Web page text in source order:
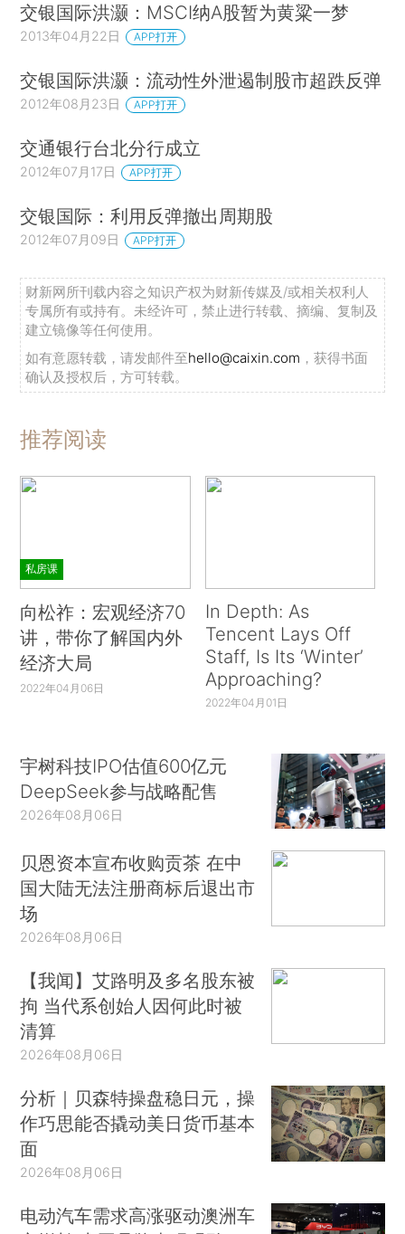
交银国际洪灏：MSCI纳A股暂为黄粱一梦
2013年04月22日 APP打开
交银国际洪灏：流动性外泄遏制股市超跌反弹
2012年08月23日 APP打开
交通银行台北分行成立
2012年07月17日 APP打开
交银国际：利用反弹撤出周期股
2012年07月09日 APP打开
财新网所刊载内容之知识产权为财新传媒及/或相关权利人
专属所有或持有。未经许可，禁止进行转载、摘编、复制及
建立镜像等任何使用。
如有意愿转载，请发邮件至hello@caixin.com ，获得书面
确认及授权后，方可转载。
推荐阅读
私房课
向松祚：宏观经济70
讲，带你了解国内外
经济大局
2022年04月06日
In Depth: As
Tencent Lays Off
Staff, Is Its ‘Winter’
Approaching?
2022年04月01日
宇树科技IPO估值600亿元
DeepSeek参与战略配售
2026年08月06日
贝恩资本宣布收购贡茶 在中
国大陆无法注册商标后退出市
场
2026年08月06日
【我闻】艾路明及多名股东被
拘 当代系创始人因何此时被
清算
2026年08月06日
分析｜贝森特操盘稳日元，操
作巧思能否撬动美日货币基本
面
2026年08月06日
电动汽车需求高涨驱动澳洲车